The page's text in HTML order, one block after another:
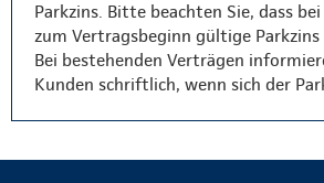
Parkzins. Bitte beachten Sie, dass
zum Vertragsbeginn gültige
Bei bestehenden Verträgen
Kunden schriftlich, wenn sich der